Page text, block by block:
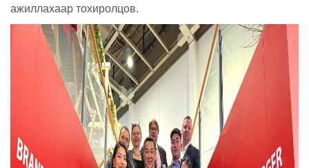
ажиллахаар тохиролцов.